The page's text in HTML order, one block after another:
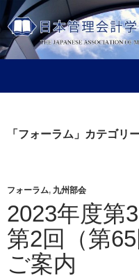
コ
ン
ン
へ
「フォーラム」カテゴリ
フォーラム, 九州部会
2023年度第
第2回（第
ご案内